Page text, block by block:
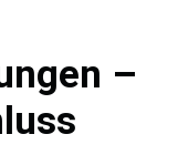
–